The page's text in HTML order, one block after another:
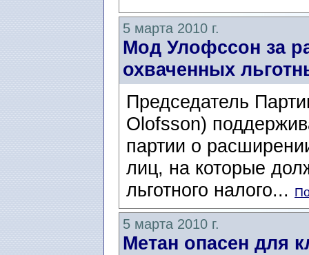
5 марта 2010 г.
Мод Улофссон за
охваченных
Председатель
Olofsson)
партии о
лиц, на которые
льготного налого...
5 марта 2010 г.
Метан опасен для